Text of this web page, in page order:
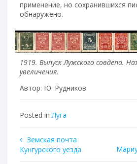
применение, но сохранившихся
обнаружено.
1919. Выпуск Лужского совдепа.
увеличения.
Автор: Ю. Рудников
Posted inЛуга
Post
navigation
Земская почта
Кунгурского уезда